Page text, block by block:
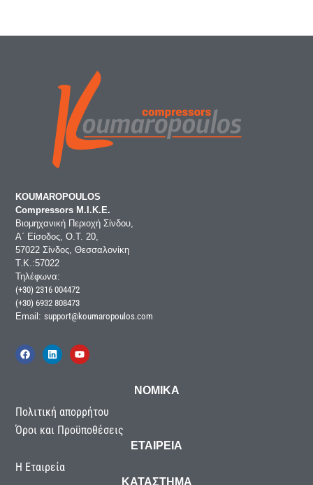
KOUMAROPOULOS
Compressors Μ.Ι.Κ.Ε.
Βιομηχανική Περιοχή Σίνδου,
Α΄ Είσοδος, Ο.Τ. 20,
57022 Σίνδος, Θεσσαλονίκη
Τ.Κ.:57022
Τηλέφωνα:
(+30) 2316 004472
(+30) 6932 808473
Email: support@koumaropoulos.com
ΝΟΜΙΚΑ
Πολιτική απορρήτου
Όροι και Προϋποθέσεις
ΕΤΑΙΡΕΙΑ
Η Εταιρεία
ΚΑΤΑΣΤΗΜΑ